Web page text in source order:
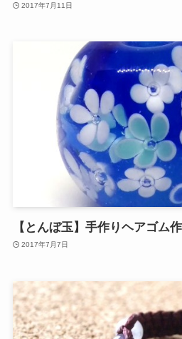
2017年7月11日
【とんぼ玉】手作りヘアゴム
2017年7月7日